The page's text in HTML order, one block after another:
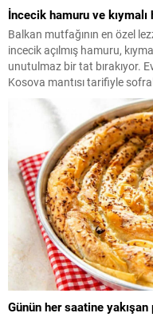
İncecik hamuru ve
Balkan mutfağının en özel
incecik açılmış hamuru,
unutulmaz bir tat bırakıyor.
Kosova mantısı tarifiyle
Günün her saatine